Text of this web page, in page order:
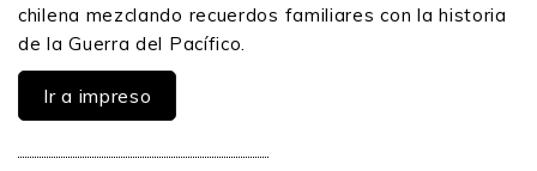
chilena mezclando recuerdos familiares con la historia
de la Guerra del Pacífico.
Ir a impreso